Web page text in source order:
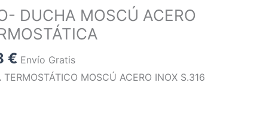
DUCHA MOSCÚ ACERO
€.
€
precio
actual
es:
250,78 €.
Envío Gratis
MOSCÚ ACERO INOX S.316